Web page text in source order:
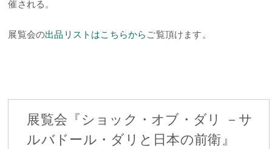
催される。
展覧会の出品リストはこちらから ご覧頂けます。
展覧会『ショック・オブ・ダリ －サ
ルバドール・ダリと日本の前衛』